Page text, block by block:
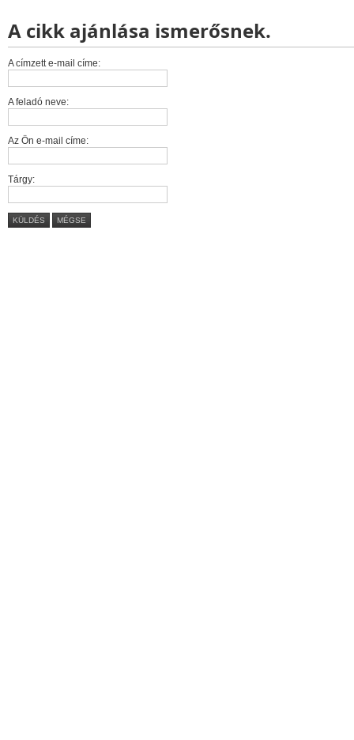
A cikk ajánlása ismerősnek.
A címzett e-mail címe:
A feladó neve:
Az Ön e-mail címe:
Tárgy:
KÜLDÉS MÉGSE